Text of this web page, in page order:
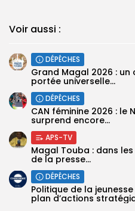
Voir aussi :
DÉPÊCHES
Grand Magal 2026 :
portée universelle...
DÉPÊCHES
‎CAN féminine 2026 : le
surprend encore...
APS-TV
Magal Touba : dans
de la presse...
DÉPÊCHES
Politique de la
plan d’actions